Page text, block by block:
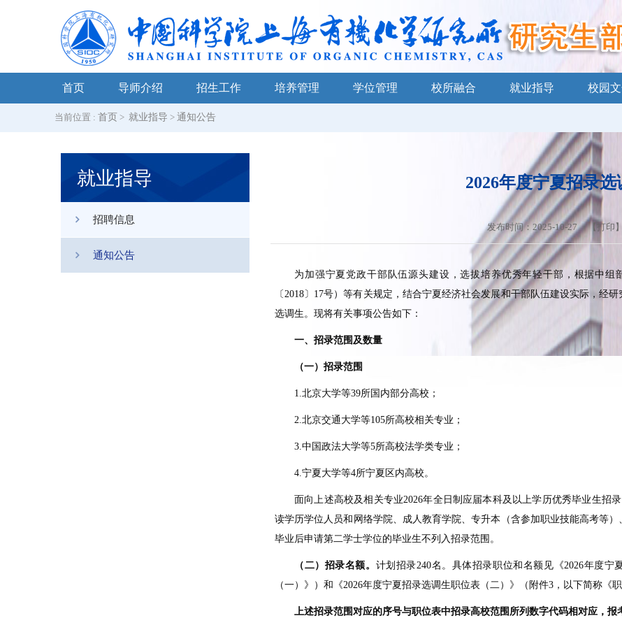
首页 导师介绍 招生工作 培养管理 学位管理 校所融合 就业指导 校园
当前位置 : 首页 > 就业指导 > 通知公告
就业指导
招聘信息
通知公告
2026年度宁夏招录
发布时间：2025-10-27 【打印
为加强宁夏党政干部队伍源头建设，选拔培养优秀年轻干部，根据中
〔2018〕17号）等有关规定，结合宁夏经济社会发展和干部队伍建设实际，经
选调生。现将有关事项公告如下：
一、招录范围及数量
（一）招录范围
1.北京大学等39所国内部分高校；
2.北京交通大学等105所高校相关专业；
3.中国政法大学等5所高校法学类专业；
4.宁夏大学等4所宁夏区内高校。
面向上述高校及相关专业2026年全日制应届本科及以上学历优秀毕业生招
读学历学位人员和网络学院、成人教育学院、专升本（含参加职业技能高考等
毕业后申请第二学士学位的毕业生不列入招录范围。
（二）招录名额。 计划招录240名。具体招录职位和名额见《2026年度
（一）》）和《2026年度宁夏招录选调生职位表（二）》（附件3，以下简称《
上述招录范围对应的序号与职位表中招录高校范围所列数字代码相对应，报